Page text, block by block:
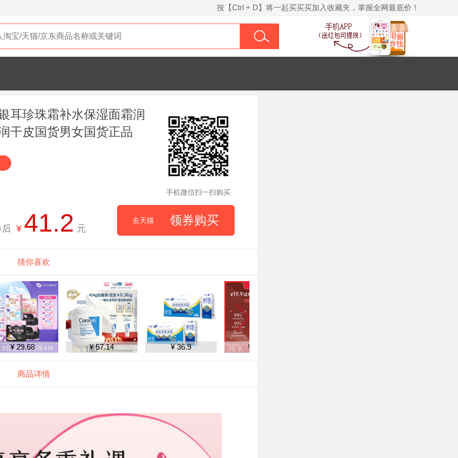
按【Ctrl + D】将一起买买买加入收藏夹，掌握全网最底价！
耳珍珠霜补水保湿面霜润
干皮国货男女国货正品
手机微信扫一扫购买
后 ¥ 41.2 元
去天猫 领券购买
猜你喜欢
29.68 ¥ 57.14 ¥ 36.9 ¥ 17.91
商品详情